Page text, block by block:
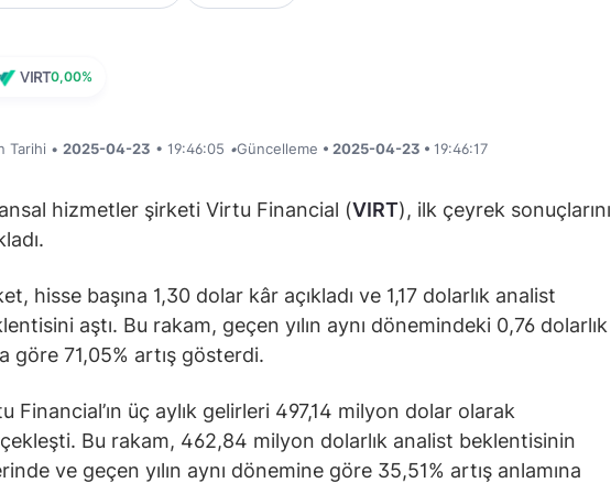
VIRT0,00%
Tarihi • 2025-04-23 • 19:46:05 •Güncelleme • 2025-04-23 • 19:46:17
hizmetler şirketi Virtu Financial (VIRT), ilk çeyrek sonuçlarını
hisse başına 1,30 dolar kâr açıkladı ve 1,17 dolarlık analist
aştı. Bu rakam, geçen yılın aynı dönemindeki 0,76 dolarlık
göre 71,05% artış gösterdi.
Financial’ın üç aylık gelirleri 497,14 milyon dolar olarak
Bu rakam, 462,84 milyon dolarlık analist beklentisinin
ve geçen yılın aynı dönemine göre 35,51% artış anlamına